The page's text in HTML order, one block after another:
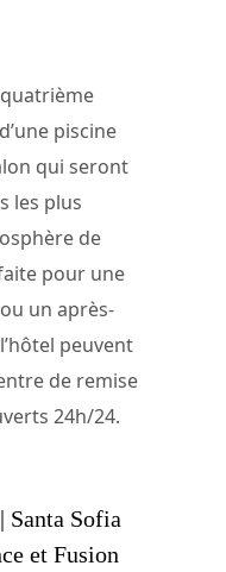
piscine
qui seront
les plus
de
pour une
un après-
peuvent
de remise
24h/24.
Santa Sofia
et Fusion